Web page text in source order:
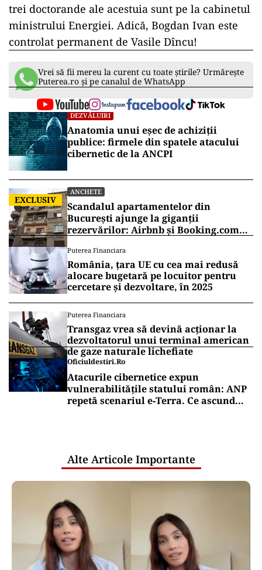
trei doctorande ale acestuia sunt pe la cabinetul
ministrului Energiei. Adică, Bogdan Ivan este
controlat permanent de Vasile Dîncu!
Vrei să fii mereu la curent cu toate știrile? Urmărește
Puterea.ro și pe canalul de WhatsApp
DEZVĂLUIRI
Anatomia unui eșec de achiziții
publice: firmele din spatele atacului
cibernetic de la ANCPI
EXCLUSIV
ANCHETE
Scandalul apartamentelor din
București ajunge la giganții
rezervărilor: Airbnb și Booking.com
Puterea Financiara
România, țara UE cu cea mai redusă
alocare bugetară pe locuitor pentru
cercetare și dezvoltare, în 2025
Puterea Financiara
Transgaz vrea să devină acționar la
dezvoltatorul unui terminal american
de gaze naturale lichefiate
Oficiuldestiri.ro
Atacurile cibernetice expun
vulnerabilitățile statului român: ANP
repetă scenariul e‑Terra. Ce ascund
Alte Articole Importante